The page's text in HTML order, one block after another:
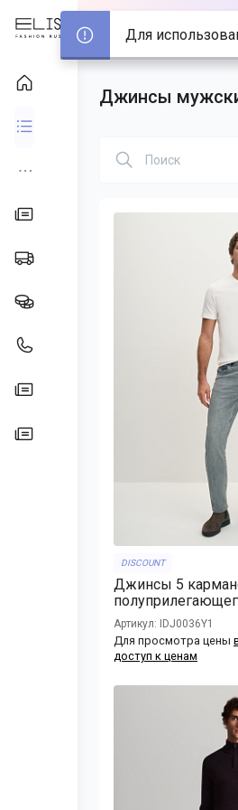
Джинсы
DISCOUNT
Джинсы 5
Артикул: IDJ0036Y1
Для просмотра цены
доступ к ценам
Для